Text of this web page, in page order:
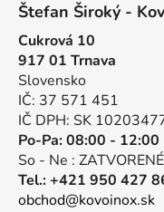
Štefan Široký -
Cukrová 10
917 01 Trnava
Slovensko
IČ: 37 571 451
IČ DPH: SK
Po-Pa: 08:00 -
So - Ne : ZATVORENÉ
Tel.: +421 950 427
obchod@kovoinox.sk